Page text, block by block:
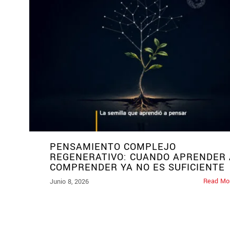
PENSAMIENTO COMPLEJO
REGENERATIVO: CUANDO APRENDER
COMPRENDER YA NO ES SUFICIENTE
Junio 8, 2026 Read